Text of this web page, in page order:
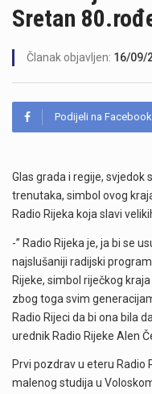
Sretan
Članak objavljen: 16/09/
Podijeli na Facebook
Glas grada i regije, svjedok
trenutaka, simbol ovog
Radio Rijeka koja slavi
-” Radio Rijeka je, ja bi se
najslušaniji radijski
Rijeke, simbol riječkog
zbog toga svim
Radio Rijeci da bi ona bila
urednik Radio Rijeke Alen
Prvi pozdrav u eteru Radio
malenog studija u